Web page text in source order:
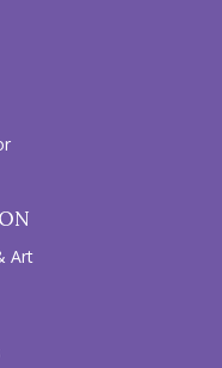
Art